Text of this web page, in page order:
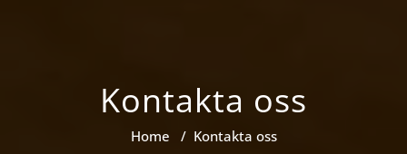
Kontakta oss
Home / Kontakta oss